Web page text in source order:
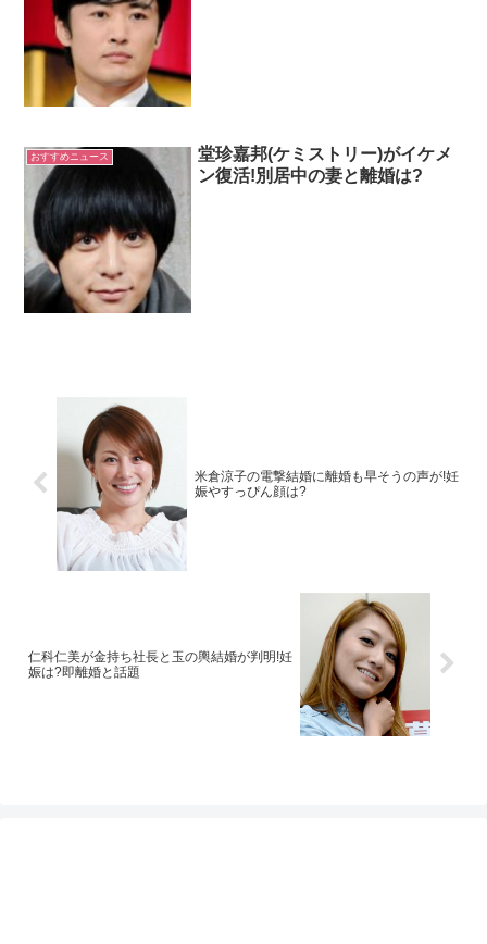
おすすめニュース
堂珍嘉邦(ケミストリー)がイケメ
ン復活!別居中の妻と離婚は?
米倉涼子の電撃結婚に離婚も早そうの声が!妊
娠やすっぴん顔は?
仁科仁美が金持ち社長と玉の輿結婚が判明!妊
娠は?即離婚と話題